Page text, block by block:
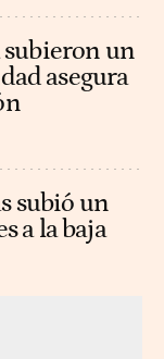
subieron un
asegura
subió un
a la baja